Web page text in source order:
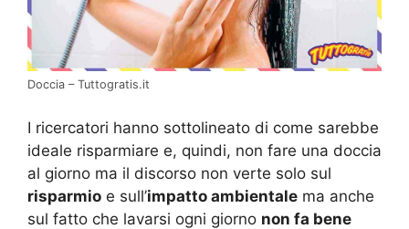
Doccia – Tuttogratis.it
I ricercatori hanno sottolineato di come sarebbe
ideale risparmiare e, quindi, non fare una doccia
al giorno ma il discorso non verte solo sul
risparmio e sull’impatto ambientale ma anche
sul fatto che lavarsi ogni giorno non fa bene